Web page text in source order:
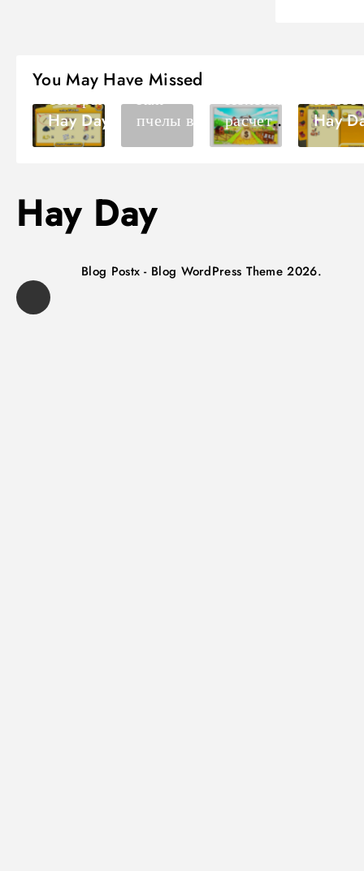
You May Have Missed
Топоры в
Hay Day
Как
пчелы в
Hay Day
Полезные
расчеты в
Hay Day
Новое
Hay
после
Hay Day
Blog Postx - Blog WordPress Theme 2026.